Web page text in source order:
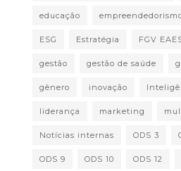
educação
ESG Estratégia FGV
gestão gestão de saúde
gênero inovação
liderança marketing
Notícias internas ODS 3
ODS 9 ODS 10 ODS 12